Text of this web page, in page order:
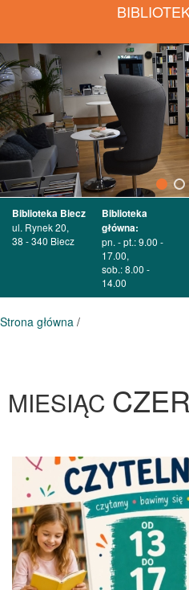
Biblioteka Biecz
ul. Rynek 20,
38 - 340 Biecz
Biblioteka
główna:
pn. - pt.: 9.00 -
17.00,
sob.: 8.00 -
14.00
Strona główna /
MIESIĄC